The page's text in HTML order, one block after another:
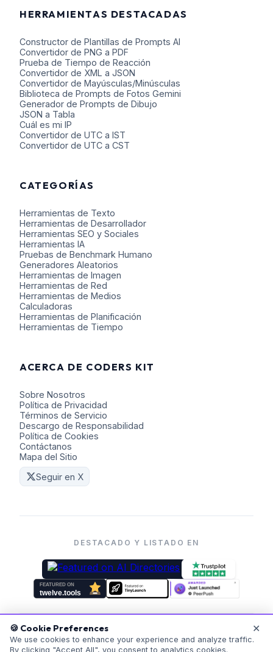
HERRAMIENTAS DESTACADAS
Constructor de Plantillas de Prompts AI
Convertidor de PNG a PDF
Prueba de Tiempo de Reacción
Convertidor de XML a JSON
Convertidor de Mayúsculas/Minúsculas
Biblioteca de Prompts de Fotos Gemini
Generador de Prompts de Dibujo
JSON a Tabla
Cuál es mi IP
Convertidor de UTC a IST
Convertidor de UTC a CST
CATEGORÍAS
Herramientas de Texto
Herramientas de Desarrollador
Herramientas SEO y Sociales
Herramientas IA
Pruebas de Benchmark Humano
Generadores Aleatorios
Herramientas de Imagen
Herramientas de Red
Herramientas de Medios
Calculadoras
Herramientas de Planificación
Herramientas de Tiempo
ACERCA DE CODERS KIT
Sobre Nosotros
Política de Privacidad
Términos de Servicio
Descargo de Responsabilidad
Política de Cookies
Contáctanos
Mapa del Sitio
Seguir en X
DESTACADO Y LISTADO EN
©2026Coders Kit.Todos los derechos reservados. Hecho
con ❤️ para todos.
🍪 Cookie Preferences ✕
We use cookies to enhance your experience and analyze traffic.
By clicking "Accept All", you consent to analytics cookies.